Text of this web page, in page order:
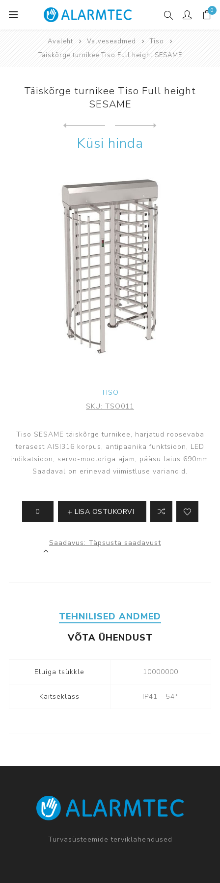
0
Avaleht Valveseadmed
Tiso
Täiskõrge turnikee Tiso Full height SESAME
Täiskõrge turnikee Tiso Full height
SESAME
Küsi hinda
TISO
SKU: TSO011
Tiso SESAME täiskõrge turnikee, harjatud roosevaba
terasest AISI316 korpus, antipaanika funktsioon, LED
indikatsioon, servo-mootoriga ajam, pääsu laius 690mm.
Saadaval on erinevad viimistluse variandid.
LISA OSTUKORVI
Saadavus: Täpsusta saadavust
TEHNILISED ANDMED
VÕTA ÜHENDUST
Eluiga tsükkle 10000000
Kaitseklass IP41 - 54*
Turvasüsteemide terviklahendused